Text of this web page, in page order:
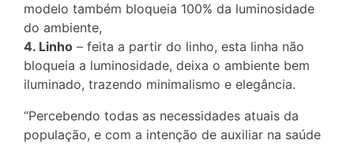
modelo também bloqueia 100% da luminosidade
do ambiente,
4. Linho – feita a partir do linho, esta linha não
bloqueia a luminosidade, deixa o ambiente bem
iluminado, trazendo minimalismo e elegância.
“Percebendo todas as necessidades atuais da
população, e com a intenção de auxiliar na saúde